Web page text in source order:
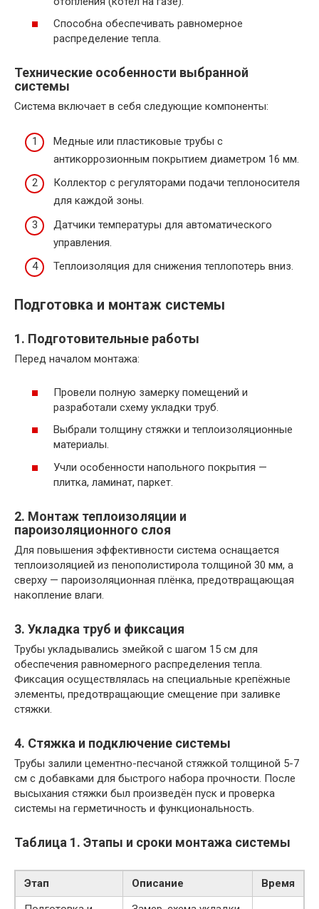
Способна обеспечивать равномерное
распределение тепла.
Технические особенности выбранной
системы
Система включает в себя следующие компоненты:
Медные или пластиковые трубы с
антикоррозионным покрытием диаметром 16 мм.
Коллектор с регуляторами подачи теплоносителя
для каждой зоны.
Датчики температуры для автоматического
управления.
Теплоизоляция для снижения теплопотерь вниз.
Подготовка и монтаж системы
1. Подготовительные работы
Перед началом монтажа:
Провели полную замерку помещений и
разработали схему укладки труб.
Выбрали толщину стяжки и теплоизоляционные
материалы.
Учли особенности напольного покрытия —
плитка, ламинат, паркет.
2. Монтаж теплоизоляции и
пароизоляционного слоя
Для повышения эффективности система оснащается
теплоизоляцией из пенополистирола толщиной 30 мм, а
сверху — пароизоляционная плёнка, предотвращающая
накопление влаги.
3. Укладка труб и фиксация
Трубы укладывались змейкой с шагом 15 см для
обеспечения равномерного распределения тепла.
Фиксация осуществлялась на специальные крепёжные
элементы, предотвращающие смещение при заливке
стяжки.
4. Стяжка и подключение системы
Трубы залили цементно-песчаной стяжкой толщиной 5-7
см с добавками для быстрого набора прочности. После
высыхания стяжки был произведён пуск и проверка
системы на герметичность и функциональность.
Таблица 1. Этапы и сроки монтажа системы
Этап Описание
Время